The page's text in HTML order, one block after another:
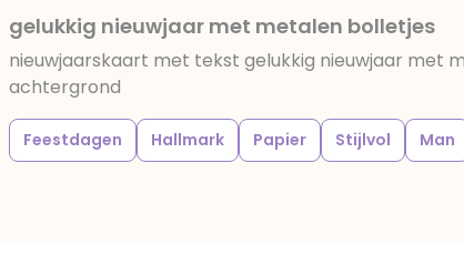
gelukkig nieuwjaar met metalen bolletjes
nieuwjaarskaart met tekst gelukkig nieuwjaar met
achtergrond
Feestdagen Hallmark Papier Stijlvol Man